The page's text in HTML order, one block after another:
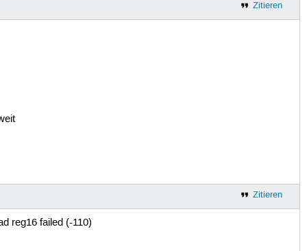
Zitieren
Zitieren
reg16 failed (-110)